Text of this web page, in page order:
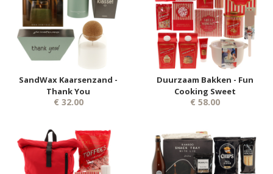
SandWax Kaarsenzand -
Thank You
€ 32.00
Duurzaam Bakken - Fun
Cooking Sweet
€ 58.00